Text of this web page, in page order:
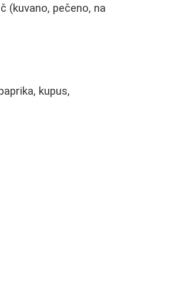
(kuvano, pečeno, na
kupus,